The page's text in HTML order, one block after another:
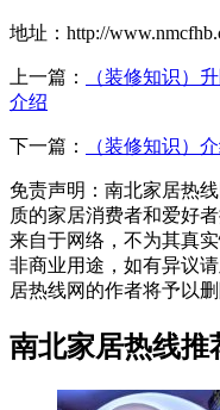
地址：http://
上一篇：
（装修知识）
介绍
下一篇： （装修知识）
免责声明：南北家居热
质的家居消费者和爱好
来自于网络，不为其真
非商业用途，如有异议
居热线网的作者将予以删
南北家居热线推